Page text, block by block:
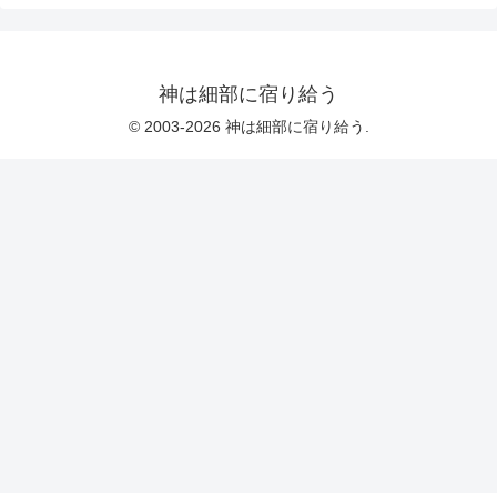
神は細部に宿り給う
© 2003-2026 神は細部に宿り給う.